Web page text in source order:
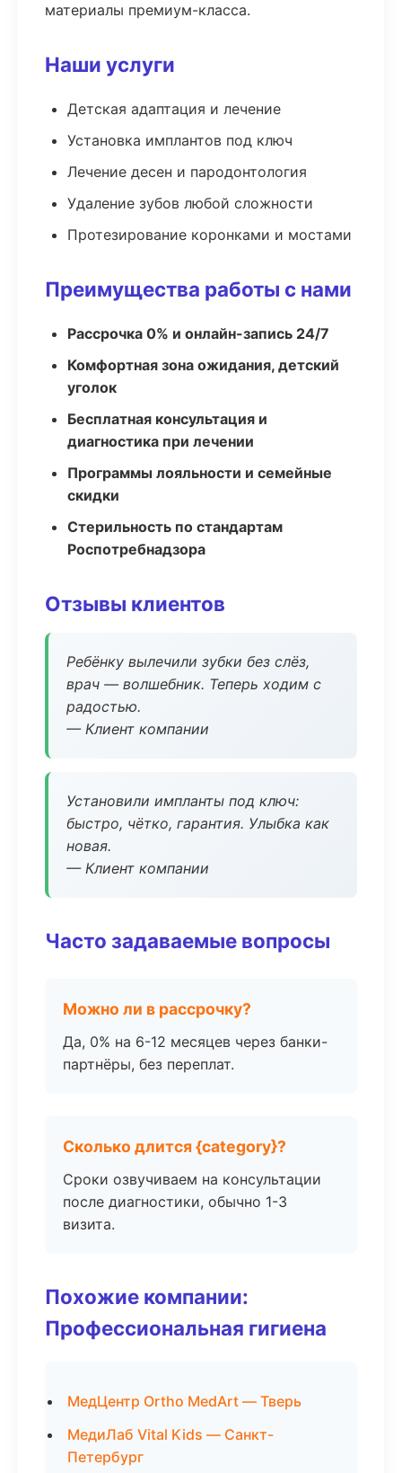
материалы премиум-класса.
Наши услуги
Детская адаптация и лечение
Установка имплантов под ключ
Лечение десен и пародонтология
Удаление зубов любой сложности
Протезирование коронками и мостами
Преимущества работы с нами
Рассрочка 0% и онлайн-запись 24/7
Комфортная зона ожидания, детский
уголок
Бесплатная консультация и
диагностика при лечении
Программы лояльности и семейные
скидки
Стерильность по стандартам
Роспотребнадзора
Отзывы клиентов
Ребёнку вылечили зубки без слёз,
врач — волшебник. Теперь ходим с
радостью.
— Клиент компании
Установили импланты под ключ:
быстро, чётко, гарантия. Улыбка как
новая.
— Клиент компании
Часто задаваемые вопросы
Можно ли в рассрочку?
Да, 0% на 6-12 месяцев через банки-
партнёры, без переплат.
Сколько длится {category}?
Сроки озвучиваем на консультации
после диагностики, обычно 1-3
визита.
Похожие компании:
Профессиональная гигиена
МедЦентр Ortho MedArt — Тверь
МедиЛаб Vital Kids — Санкт-
Петербург